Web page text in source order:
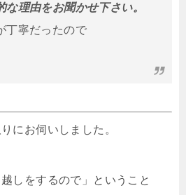
理由をお聞かせ下さい。
丁寧だったので
にお伺いしました。
しをするので」ということ